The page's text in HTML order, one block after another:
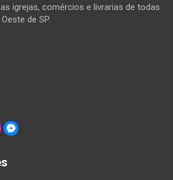
igrejas, comércios e livrarias de todas
de SP.